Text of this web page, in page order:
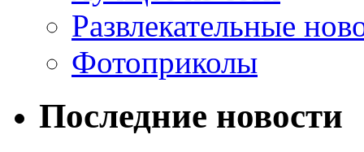
Развлекательные
Фотоприколы
Последние новости